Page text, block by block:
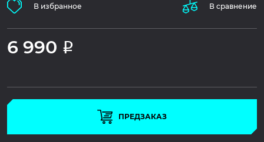
В избранное В сравнение
6 990 Р
ПРЕДЗАКАЗ